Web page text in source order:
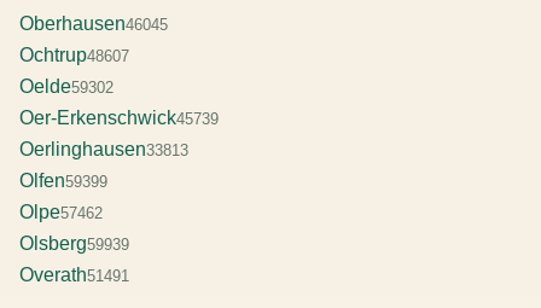
Oberhausen46045
Ochtrup48607
Oelde59302
Oer-Erkenschwick45739
Oerlinghausen33813
Olfen59399
Olpe57462
Olsberg59939
Overath51491